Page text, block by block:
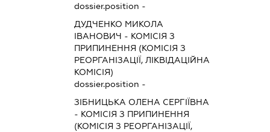
dossier.position -
ДУДЧЕНКО МИКОЛА
ІВАНОВИЧ - КОМІСІЯ З
ПРИПИНЕННЯ (КОМІСІЯ З
РЕОРГАНІЗАЦІЇ, ЛІКВІДАЦІЙНА
КОМІСІЯ)
dossier.position -
ЗІБНИЦЬКА ОЛЕНА СЕРГІЇВНА
- КОМІСІЯ З ПРИПИНЕННЯ
(КОМІСІЯ З РЕОРГАНІЗАЦІЇ,